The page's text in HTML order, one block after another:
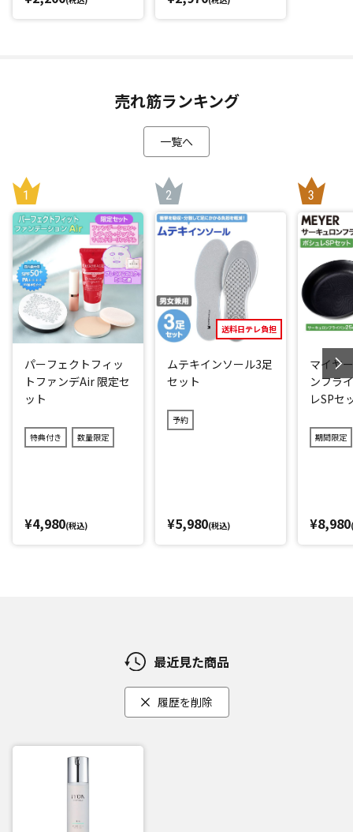
売れ筋ランキング
一覧へ
パーフェクトフィッ
トファンデAir 限定セ
ット
特典付き 数量限定
¥4,980(税込)
送料日テレ負担
ムテキインソール3足
セット
予約
¥5,980(税込)
マイヤ
ンフラ
レSPセ
期間限定
¥8,980
最近見た商品
履歴を削除